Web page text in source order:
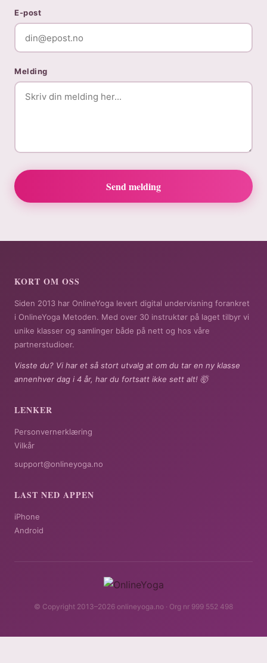
E-post
Melding
Send melding
KORT OM OSS
Siden 2013 har OnlineYoga levert digital undervisning forankret
i OnlineYoga Metoden. Med over 30 instruktør på laget tilbyr vi
unike klasser og samlinger både på nett og hos våre
partnerstudioer.
Visste du? Vi har et så stort utvalg at om du tar en ny klasse
annenhver dag i 4 år, har du fortsatt ikke sett alt! 🤯
LENKER
Personvernerklæring
Vilkår
support@onlineyoga.no
LAST NED APPEN
iPhone
Android
© Copyright 2013–2026 onlineyoga.no · Org nr 999 552 498